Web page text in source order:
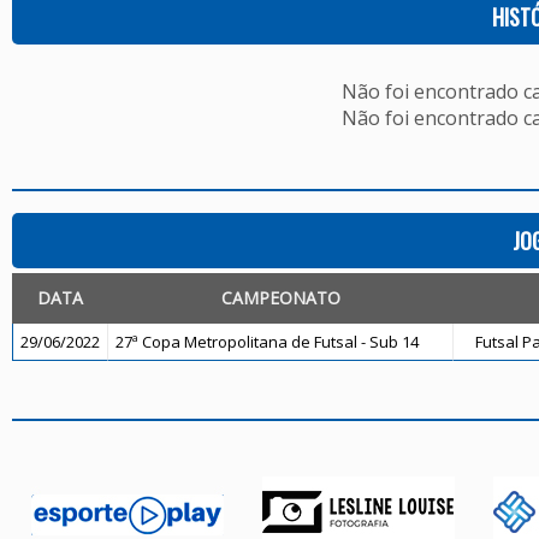
Não foi encontrado
Não foi encontrado
DATA CAMPEONATO
29/06/2022 27ª Copa Metropolitana de Futsal - Sub 14 Futsal